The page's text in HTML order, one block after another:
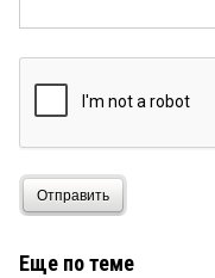
193? какой
А трусы
zog
ведь
Отправить
Еще по теме